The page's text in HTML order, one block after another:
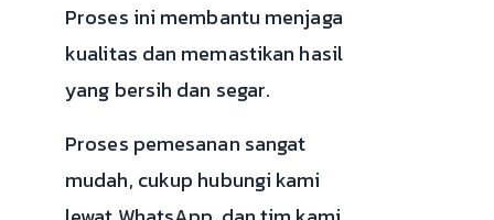
Proses ini membantu menjaga
kualitas dan memastikan hasil
yang bersih dan segar.
Proses pemesanan sangat
mudah, cukup hubungi kami